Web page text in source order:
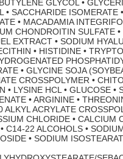
GLYCOL •
• SACCHARIDE ISOMERATE •
• MACADAMIA
CHONDROITIN SULFATE
EXTRACT • SODIUM
• HISTIDINE •
• GLYCINE SOJA
CROSSPOLYMER •
• LYSINE HCL • GLUCOSE •
• ARGININE •
ALKYL ACRYLATE
CHLORIDE • CALCIUM
C14-22 ALCOHOLS •
• SODIUM